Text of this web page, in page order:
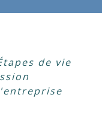
de vie